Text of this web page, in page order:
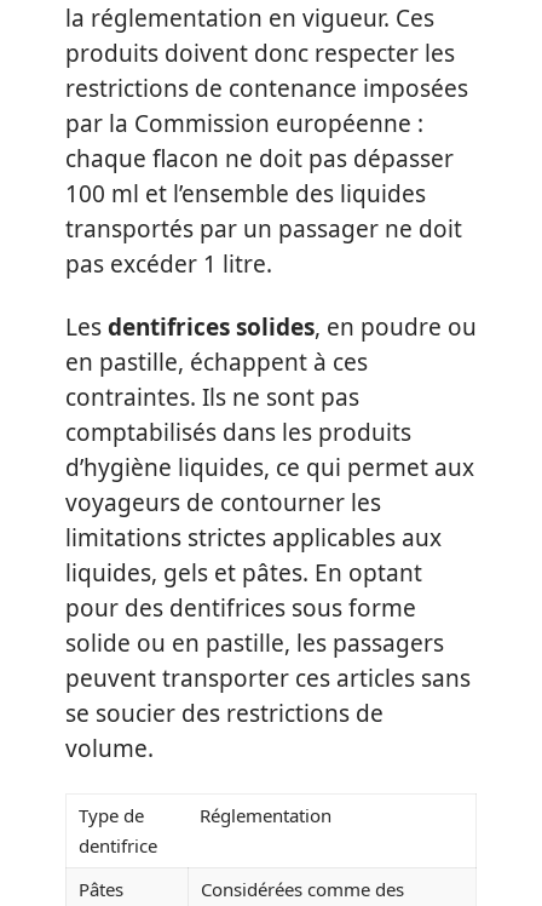
la réglementation en vigueur. Ces
produits doivent donc respecter les
restrictions de contenance imposées
par la Commission européenne :
chaque flacon ne doit pas dépasser
100 ml et l’ensemble des liquides
transportés par un passager ne doit
pas excéder 1 litre.
Lesdentifrices solides, en poudre ou
en pastille, échappent à ces
contraintes. Ils ne sont pas
comptabilisés dans les produits
d’hygiène liquides, ce qui permet aux
voyageurs de contourner les
limitations strictes applicables aux
liquides, gels et pâtes. En optant
pour des dentifrices sous forme
solide ou en pastille, les passagers
peuvent transporter ces articles sans
se soucier des restrictions de
volume.
Type de
dentifrice
Réglementation
Pâtes
Considérées comme des